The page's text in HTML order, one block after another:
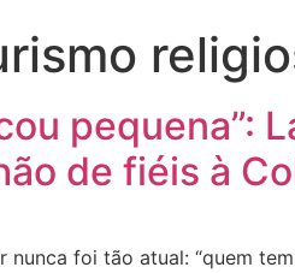
pequena”:
de fiéis à
nunca foi tão atual: “quem